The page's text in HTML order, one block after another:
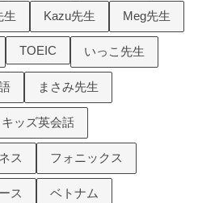
生 Kazu先生 Meg先生
TOEIC いっこ先生
まさみ先生
キッズ英会話
ス フォニックス
ス ベトナム